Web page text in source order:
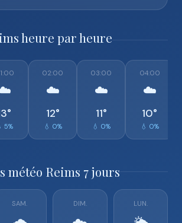
heure par heure
5%
02:00
☁️
12°
💧 0%
03:00
☁️
11°
💧 0%
04:00
☁️
10°
💧 0%
météo Reims 7 jours
SAM. DIM. LUN.